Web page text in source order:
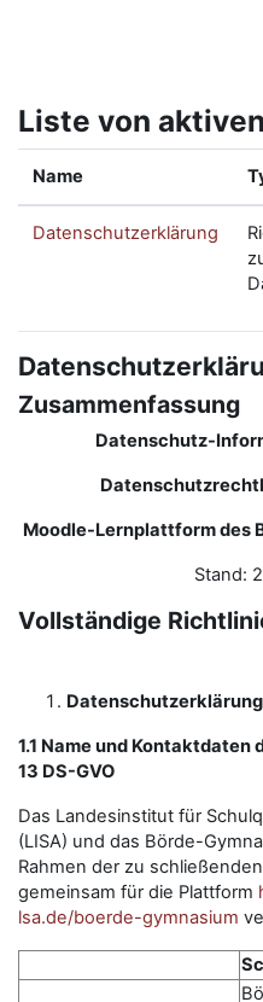
Liste von
Name
Datenschutzerklärung
Zusammenfassung
Datenschutz-
Moodle-Lernplattform des
Stand:
Vollständige
Datenschutzerklärung
1.1 Name und
13 DS-GVO
Das Landesinstitut für
(LISA) und das Börde-
Rahmen der zu
gemeinsam für die Plattform
lsa.de/boerde-gymnasium